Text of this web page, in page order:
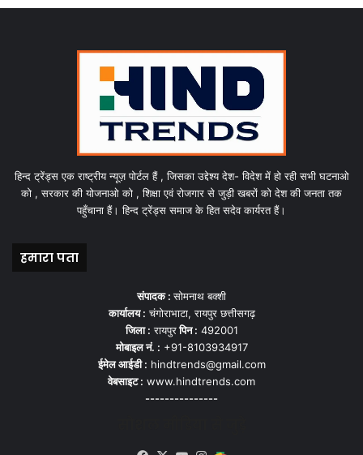
हिन्द ट्रेंड्स एक राष्ट्रीय न्यूज़ पोर्टल हैं , जिसका उद्देश्य देश- विदेश में हो रही सभी घटनाओ
को , सरकार की योजनाओ को , शिक्षा एवं रोजगार से जुड़ी खबरों को देश की जनता तक
पहुँचाना हैं। हिन्द ट्रेंड्स समाज के हित सदेव कार्यरत हैं।
हमारा पता
संपादक :सोमनाथ बक्शी
कार्यालय : चंगोराभाटा, रायपुर छत्तीसगढ़
जिला : रायपुरपिन : 492001
मोबाइल नं. : +91-8103934917
ईमेल आईडी : hindtrends@gmail.com
वेबसाइट : www.hindtrends.com
---------------